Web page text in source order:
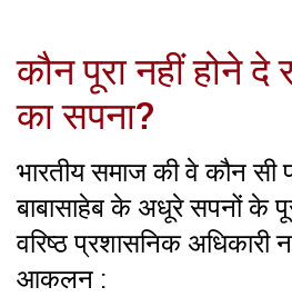
कौन पूरा नहीं होने
का सपना?
भारतीय समाज की वे कौन सी
बाबासाहेब के अधूरे सपनों के
वरिष्ठ प्रशासनिक अधिकारी
आकलन :